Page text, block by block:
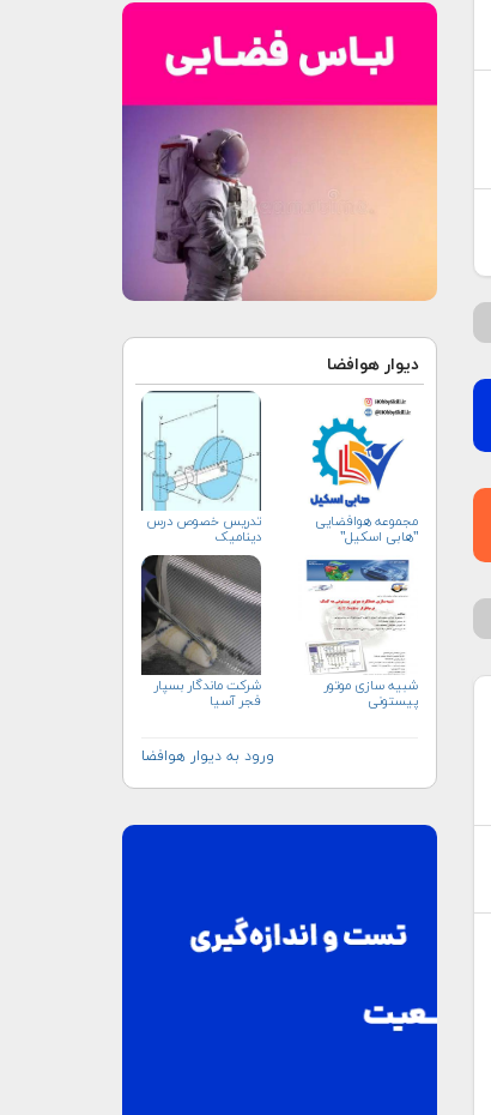
دیوار هوافضا
مجموعه هوافضایی
"هابی اسکیل"
تدریس خصوص درس
دینامیک
شبیه سازی موتور
پیستونی
شرکت ماندگار بسپار
فجر آسیا
ورود به دیوار هوافضا